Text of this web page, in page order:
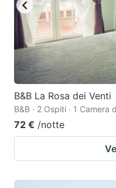
key
to
get
the
keyboard
shortcuts
for
changing
B&B La Rosa dei Venti
B&B · 2 Ospiti · 1 Camera
72 € /notte